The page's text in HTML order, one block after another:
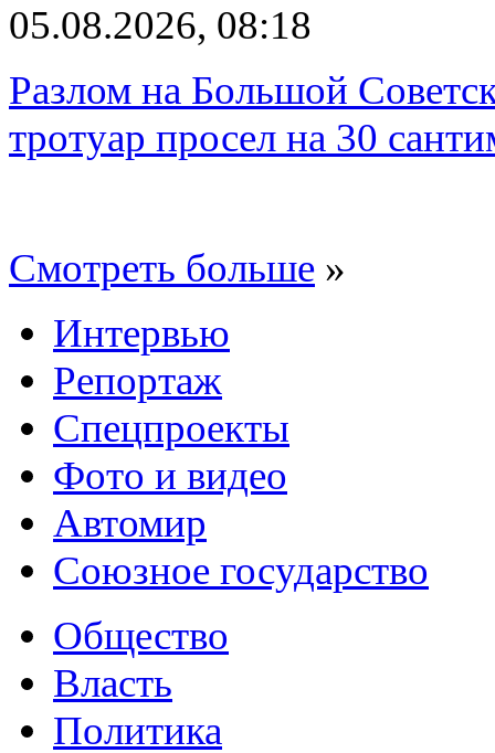
05.08.2026, 08:18
Разлом на Большой
тротуар просел на 30
Смотреть больше »
Интервью
Репортаж
Спецпроекты
Фото и видео
Автомир
Союзное государство
Общество
Власть
Политика